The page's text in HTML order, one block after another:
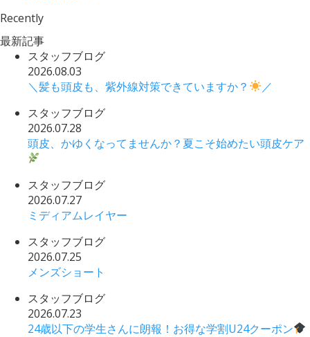
Recently
最新記事
スタッフブログ
2026.08.03
＼髪も頭皮も、紫外線対策できていますか？
／
スタッフブログ
2026.07.28
頭皮、かゆくなってませんか？夏こそ始めたい頭皮ケア
スタッフブログ
2026.07.27
ミディアムレイヤー
スタッフブログ
2026.07.25
メンズショート
スタッフブログ
2026.07.23
24歳以下の学生さんに朗報！お得な学割U24クーポン